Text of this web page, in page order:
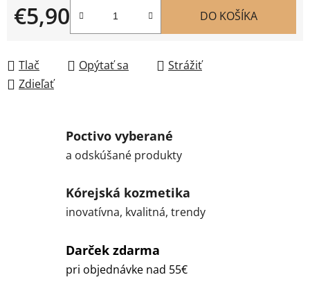
€5,90
Jednotková cena:
DO KOŠÍKA
Tlač Opýtať sa
Strážiť
Zdieľať
Poctivo vyberané
a odskúšané produkty
Kórejská kozmetika
inovatívna, kvalitná, trendy
Darček zdarma
pri objednávke nad 55€